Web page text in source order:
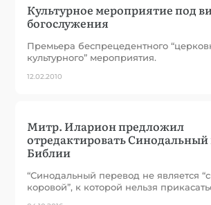
Культурное мероприятие под
богослужения
Премьера беспрецедентного
культурного” мероприятия.
12.02.2010
Митр. Иларион предложил
отредактировать Синодальный
Библии
“Синодальный перевод не является
коровой”, к которой нельзя